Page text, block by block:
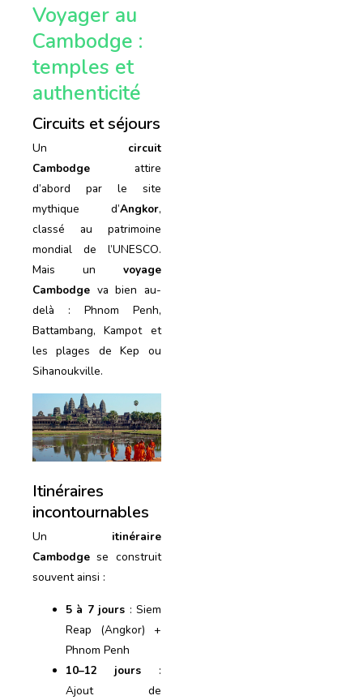
Voyager au
Cambodge :
temples et
authenticité
Circuits et séjours
Un circuit
Cambodge attire
d’abord par le site
mythique d’Angkor,
classé au patrimoine
mondial de l’UNESCO.
Mais un voyage
Cambodge va bien au-
delà : Phnom Penh,
Battambang, Kampot et
les plages de Kep ou
Sihanoukville.
Itinéraires
incontournables
Un itinéraire
Cambodge se construit
souvent ainsi :
5 à 7 jours : Siem
Reap (Angkor) +
Phnom Penh
10–12 jours :
Ajout de